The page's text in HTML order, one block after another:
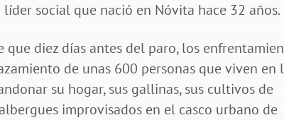
líder social que nació en Nóvita hace 32 años.
diez días antes del paro, los
de unas 600 personas que viven en
su hogar, sus gallinas, sus cultivos de
improvisados en el casco urbano de